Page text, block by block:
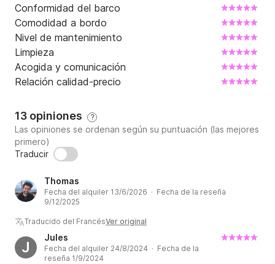
Conformidad del barco
Comodidad a bordo
Nivel de mantenimiento
Limpieza
Acogida y comunicación
Relación calidad-precio
13 opiniones ?
Las opiniones se ordenan según su puntuación (las mejores
primero)
Traducir
Thomas
Fecha del alquiler 13/6/2026 · Fecha de la reseña
9/12/2025
Traducido del FrancésVer original
J
Jules
Fecha del alquiler 24/8/2024 · Fecha de la
reseña 1/9/2024